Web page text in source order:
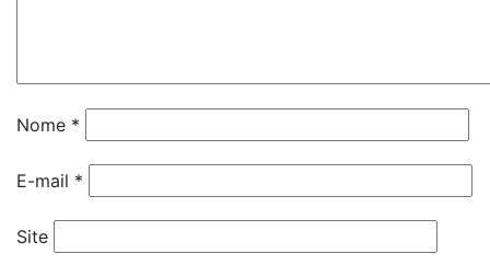
Nome *
E-mail *
Site